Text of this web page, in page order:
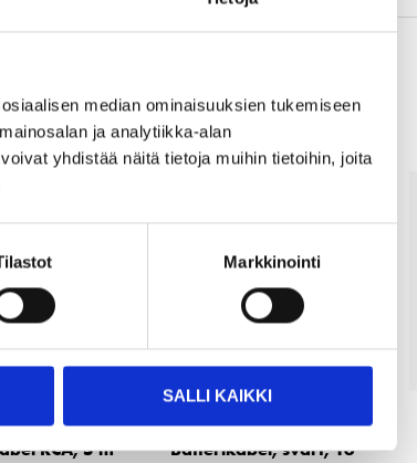
median ominaisuuksien tukemiseen
ja analytiikka-alan
yhdistää näitä tietoja muihin tietoihin, joita
Markkinointi
SALLI KAIKKI
RCA, 5 m
29
Batterikabel, svart, 16